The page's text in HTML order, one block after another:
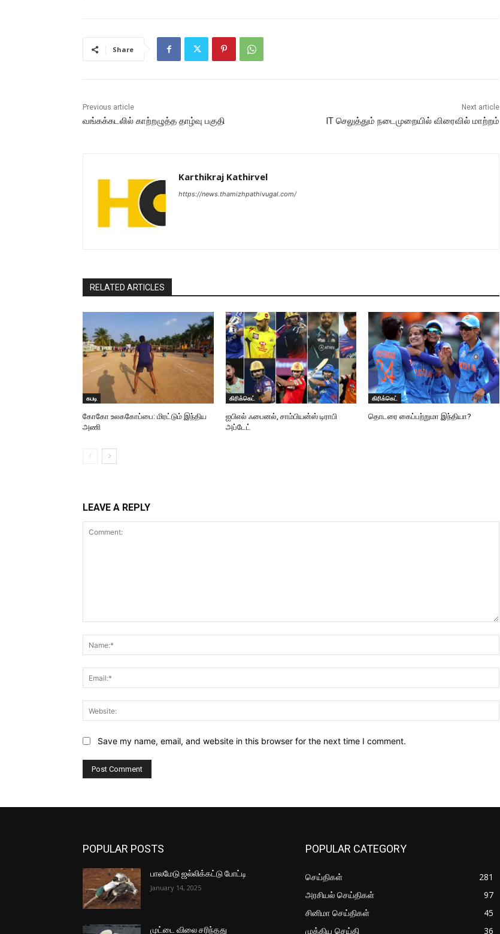
Share
Previous article
வங்கக்கடலில் காற்றழுத்த தாழ்வு பகுதி
Next article
IT செலுத்தும் நடைமுறையில் விரைவில் மாற்றம்
Karthikraj Kathirvel
https://news.thamizhpathivugal.com/
RELATED ARTICLES
கபடி
கோகோ உலககோப்பை: மிரட்டும் இந்திய
அணி
கிரிக்கெட்
ஐபிஎல் ஃபைனல், சாம்பியன்ஸ் டிராபி
அப்டேட்
கிரிக்கெட்
தொடரை கைப்பற்றுமா இந்தியா?
LEAVE A REPLY
Save my name, email, and website in this browser for the next time I comment.
POPULAR POSTS
பாலமேடு ஜல்லிக்கட்டு போட்டி
January 14, 2025
முட்டை விலை சரிந்தது
POPULAR CATEGORY
செய்திகள்
281
அரசியல் செய்திகள்
97
சினிமா செய்திகள்
45
முக்கிய செய்தி
36